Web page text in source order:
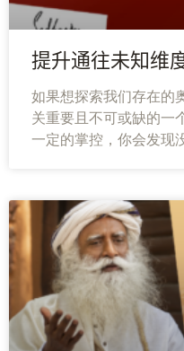
提升通往未知维
如果想探索我们存在的
关重要且不可或缺的一
一定的掌控，你会发现